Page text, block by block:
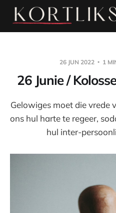
26 JUN 2022 1
26 Junie /
Gelowiges moet die vrede
ons hul harte te regeer,
hul inter-